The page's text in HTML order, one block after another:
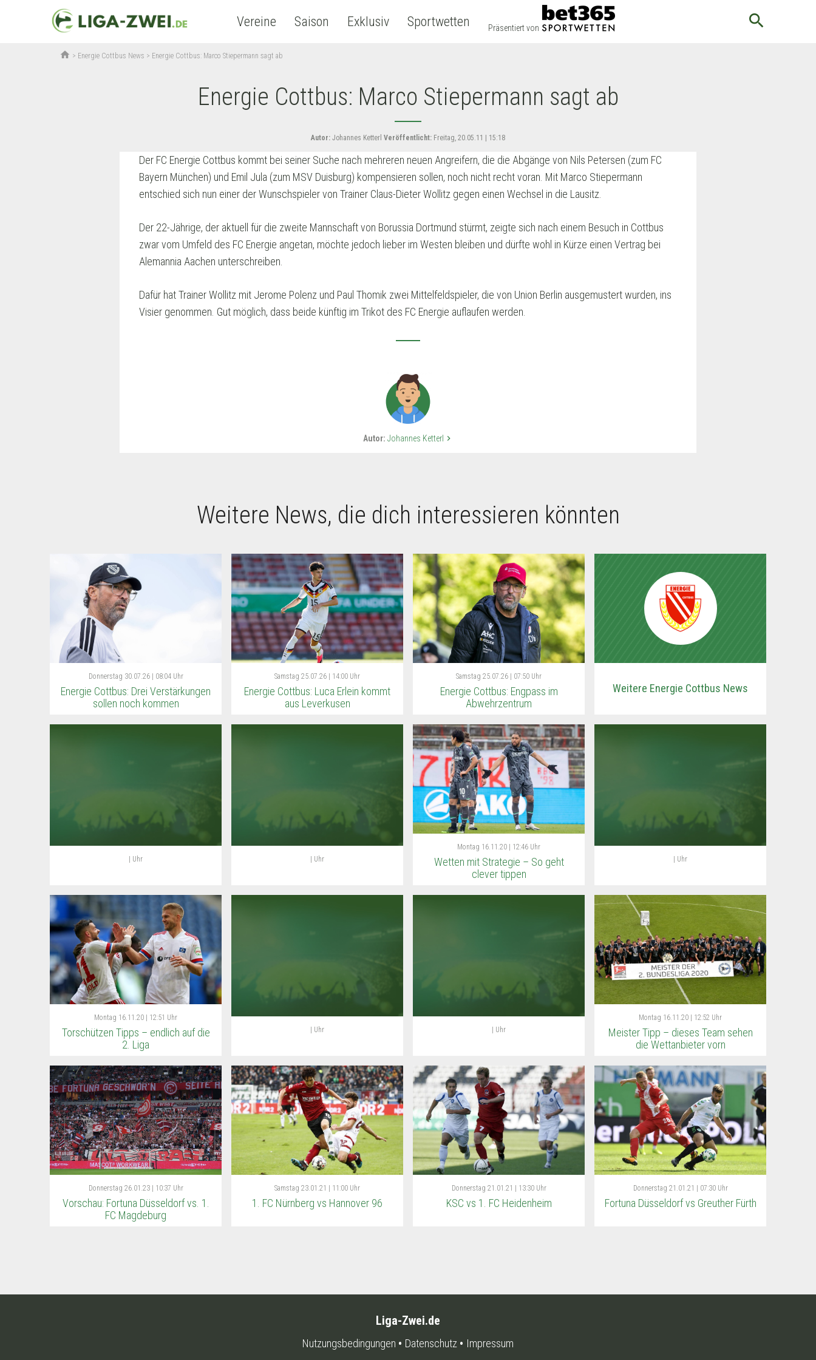
Vereine Saison Exklusiv Sportwetten Präsentiert von search
home > Energie Cottbus News > Energie Cottbus: Marco Stiepermann sagt ab
Energie Cottbus: Marco Stiepermann sagt ab
Autor: Johannes Ketterl Veröffentlicht: Freitag, 20.05.11 | 15:18
Der FC Energie Cottbus kommt bei seiner Suche nach mehreren neuen Angreifern, die die Abgänge von Nils Petersen (zum FC
Bayern München) und Emil Jula (zum MSV Duisburg) kompensieren sollen, noch nicht recht voran. Mit Marco Stiepermann
entschied sich nun einer der Wunschspieler von Trainer Claus-Dieter Wollitz gegen einen Wechsel in die Lausitz.
Der 22-Jährige, der aktuell für die zweite Mannschaft von Borussia Dortmund stürmt, zeigte sich nach einem Besuch in Cottbus
zwar vom Umfeld des FC Energie angetan, möchte jedoch lieber im Westen bleiben und dürfte wohl in Kürze einen Vertrag bei
Alemannia Aachen unterschreiben.
Dafür hat Trainer Wollitz mit Jerome Polenz und Paul Thomik zwei Mittelfeldspieler, die von Union Berlin ausgemustert wurden, ins
Visier genommen. Gut möglich, dass beide künftig im Trikot des FC Energie auflaufen werden.
Autor: Johannes Ketterl keyboard_arrow_right
Weitere News, die dich interessieren könnten
Donnerstag 30.07.26 | 08:04 Uhr
Energie Cottbus: Drei Verstärkungen
sollen noch kommen
Samstag 25.07.26 | 14:00 Uhr
Energie Cottbus: Luca Erlein kommt
aus Leverkusen
Samstag 25.07.26 | 07:50 Uhr
Energie Cottbus: Engpass im
Abwehrzentrum
Weitere Energie Cottbus News
| Uhr | Uhr
Montag 16.11.20 | 12:46 Uhr
Wetten mit Strategie – So geht
clever tippen
| Uhr
Montag 16.11.20 | 12:51 Uhr
Torschützen Tipps – endlich auf die
2. Liga
| Uhr | Uhr
Montag 16.11.20 | 12:52 Uhr
Meister Tipp – dieses Team sehen
die Wettanbieter vorn
Donnerstag 26.01.23 | 10:37 Uhr
Vorschau: Fortuna Düsseldorf vs. 1.
FC Magdeburg
Samstag 23.01.21 | 11:00 Uhr
1. FC Nürnberg vs Hannover 96
Donnerstag 21.01.21 | 13:30 Uhr
KSC vs 1. FC Heidenheim
Donnerstag 21.01.21 | 07:30 Uhr
Fortuna Düsseldorf vs Greuther Fürth
Liga-Zwei.de
Nutzungsbedingungen Datenschutz Impressum